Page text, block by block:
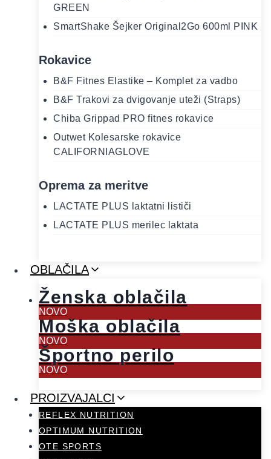
GREEN
SmartShake Šejker Original2Go 600ml PINK
Rokavice
B&F Fitnes Elastike – Komplet za vadbo
B&F Trakovi za dvigovanje uteži (Straps)
Chiba Grippad PRO fitnes rokavice
Outwet Kolesarske rokavice
CALIFORNIAGLOVE
Oprema za meritve
LACTATE PLUS laktatni lističi
LACTATE PLUS merilec laktata
OBLAČILA
Ženska oblačila
NOVO
Moška oblačila
NOVO
Športno perilo
NOVO
PROIZVAJALCI
REFLEX NUTRITION
OPTIMUM NUTRITION
OTE SPORTS